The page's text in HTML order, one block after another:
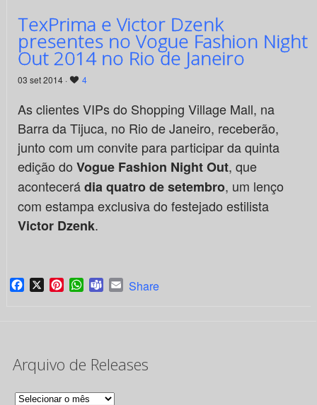
TexPrima e Victor Dzenk
presentes no Vogue Fashion Night
Out 2014 no Rio de Janeiro
03 set 2014 · 4
As clientes VIPs do Shopping Village Mall, na
Barra da Tijuca, no Rio de Janeiro, receberão,
junto com um convite para participar da quinta
edição do Vogue Fashion NightOut, que
acontecerádiaquatro de setembro, um lenço
com estampa exclusiva do festejado estilista
Victor Dzenk.
Facebook
X PinterestWhatsApp
TeamsEmail
Share
Arquivo de Releases
Arquivo